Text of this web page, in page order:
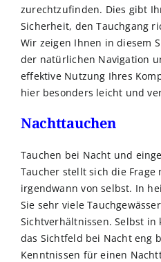
zurechtzufinden. Dies gibt
Sicherheit, den Tauchgang
Wir zeigen Ihnen in diesem
der natürlichen Navigation
effektive Nutzung Ihres
hier besonders leicht und
Nachttauchen
Tauchen bei Nacht und
Taucher stellt sich die Frage
irgendwann von selbst. In
Sie sehr viele
Sichtverhältnissen. Selbst in
das Sichtfeld bei Nacht eng
Kenntnissen für einen